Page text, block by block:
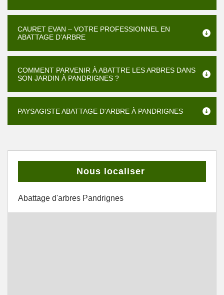
CAURET EVAN – VOTRE PROFESSIONNEL EN
ABATTAGE D’ARBRE
COMMENT PARVENIR À ABATTRE LES ARBRES DANS
SON JARDIN À PANDRIGNES ?
PAYSAGISTE ABATTAGE D'ARBRE À PANDRIGNES
Nous localiser
Abattage d'arbres Pandrignes